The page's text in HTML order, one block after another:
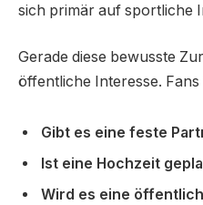
sich primär auf sportliche
Gerade diese bewusste
öffentliche Interesse.
Gibt es eine feste
Ist eine Hochzeit
Wird es eine